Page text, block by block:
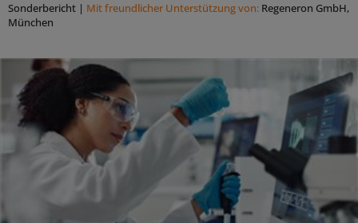
Sonderbericht | Mit freundlicher Unterstützung von: Regeneron GmbH,
München